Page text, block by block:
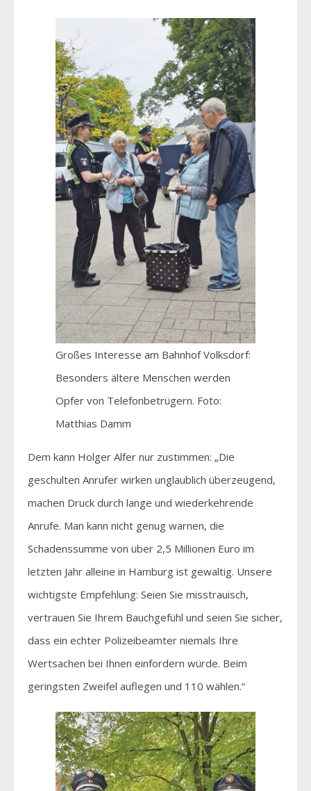
Großes Interesse am Bahnhof Volksdorf:
Besonders ältere Menschen werden
Opfer von Telefonbetrügern. Foto:
Matthias Damm
Dem kann Holger Alfer nur zustimmen: „Die
geschulten Anrufer wirken unglaublich überzeugend,
machen Druck durch lange und wiederkehrende
Anrufe. Man kann nicht genug warnen, die
Schadenssumme von über 2,5 Millionen Euro im
letzten Jahr alleine in Hamburg ist gewaltig. Unsere
wichtigste Empfehlung: Seien Sie misstrauisch,
vertrauen Sie Ihrem Bauchgefühl und seien Sie sicher,
dass ein echter Polizeibeamter niemals Ihre
Wertsachen bei Ihnen einfordern würde. Beim
geringsten Zweifel auflegen und 110 wählen.“